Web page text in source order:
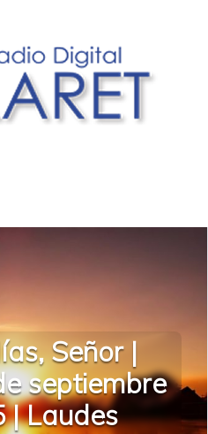
Señor |
septiembre
| Laudes